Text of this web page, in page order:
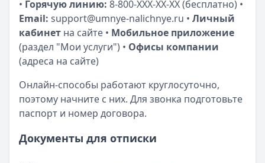
• Горячую линию: 8-800-XXX-XX-XX (бесплатно) •
Email: support@umnye-nalichnye.ru • Личный
кабинет на сайте • Мобильное приложение
(раздел "Мои услуги") • Офисы компании
(адреса на сайте)
Онлайн-способы работают круглосуточно,
поэтому начните с них. Для звонка подготовьте
паспорт и номер договора.
Документы для отписки